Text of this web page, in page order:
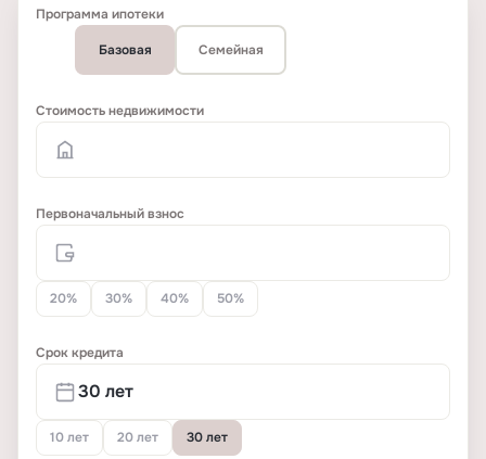
Программа ипотеки
Базовая Семейная
Стоимость недвижимости
Первоначальный взнос
20% 30% 40% 50%
Срок кредита
10 лет 20 лет 30 лет